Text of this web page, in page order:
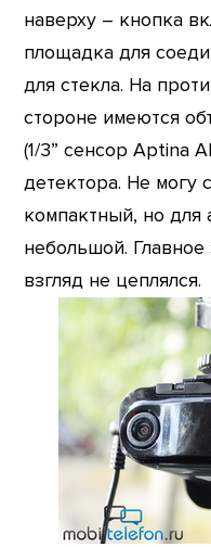
наверху – кнопка
площадка для
для стекла. На
стороне имеются
(1/3” сенсор Aptina
детектора. Не могу
компактный, но для
небольшой.
взгляд не цеплялся.